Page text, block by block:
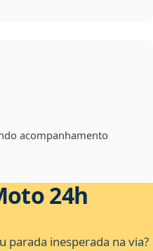
acompanhamento
24h
inesperada na via?